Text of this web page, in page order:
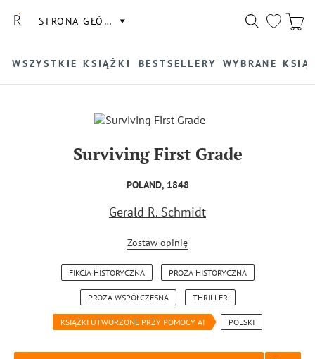
STRONA GŁÓWNA
WSZYSTKIE KSIĄŻKI BESTSELLERY WYBRANE
Surviving First Grade
POLAND, 1848
Gerald R. Schmidt
Zostaw opinię
FIKCJA HISTORYCZNA PROZA HISTORYCZNA
PROZA WSPÓŁCZESNA THRILLER
KSIĄŻKI UTWORZONE PRZY POMOCY AI POLSKI